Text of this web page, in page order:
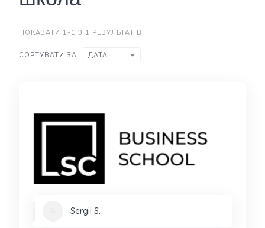
ПОКАЗАТИ 1-1 З 1 РЕЗУЛЬТАТІВ
СОРТУВАТИ ЗА ДАТА
Sergii S.